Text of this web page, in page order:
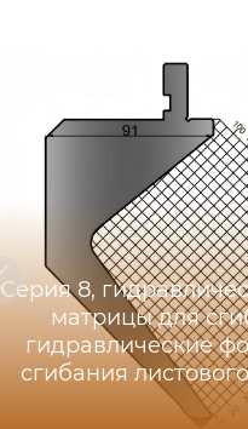
Серия 8,
матрицы для
гидравлические
сгибания